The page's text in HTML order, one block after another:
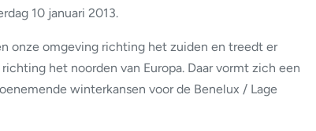
10 januari 2013.
onze omgeving richting het zuiden en treedt er
het noorden van Europa. Daar vormt zich een
winterkansen voor de Benelux / Lage